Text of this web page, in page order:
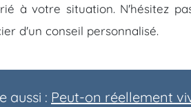
à votre situation. N'hésitez
d'un conseil personnalisé.
aussi : Peut-on réellement